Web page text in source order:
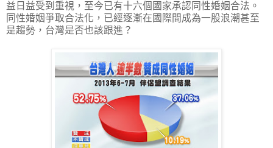
益日益受到重視，至今已有十六個國家承認同性婚姻合法。
同性婚姻爭取合法化，已經逐漸在國際間成為一股浪潮甚至
是趨勢，台灣是否也該跟進？